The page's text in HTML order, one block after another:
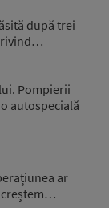
după trei
Pompierii
autospecială
ar
creștem…